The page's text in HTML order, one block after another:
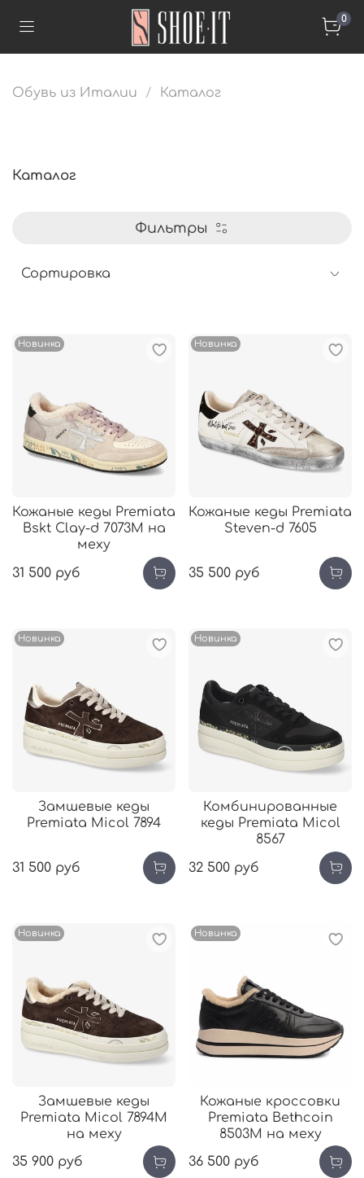
0
Обувь из Италии Каталог
Каталог
Фильтры
Новинка
Кожаные кеды Premiata
Bskt Clay-d 7073M на
меху
31 500 руб
Новинка
Кожаные кеды Premiata
Steven-d 7605
35 500 руб
Новинка
Замшевые кеды
Premiata Micol 7894
31 500 руб
Новинка
Комбинированные
кеды Premiata Micol
8567
32 500 руб
Новинка
Замшевые кеды
Premiata Micol 7894М
на меху
35 900 руб
Новинка
Кожаные кроссовки
Premiata Bethcoin
8503М на меху
36 500 руб